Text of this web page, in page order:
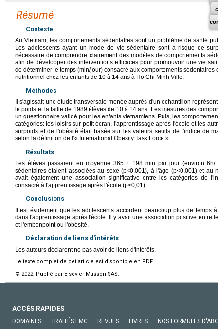
Résumé
Contexte
Au Vietnam, les comportements sédentaires sont un problème de santé
Les adolescents ayant un mode de vie sédentaire sont à risque de
nécessaire de comprendre clairement des modèles de comportements
afin de développer des interventions efficaces pour promouvoir une vie
de déterminer le temps (min/jour) consacré aux comportements sédentaires
nutritionnel chez les enfants de 10 à 14 ans à Ho Chi Minh Ville.
Méthodes
Il s'agissait une étude transversale menée auprès d'un échantillon
le poids et la taille de 1989 élèves de 10 à 14 ans. Les mesures des
un questionnaire validé pour les enfants vietnamiens. Puis, les
catégories: les loisirs sur petit écran, l'apprentissage après l'école et les
surpoids et de l'obésité était basée sur les valeurs seuils de l'indice de
selon la définition de l’« International Obesity Task Force ».
Résultats
Les élèves passaient en moyenne 365 ± 198 min par jour (environ
sédentaires étaient associées au sexe (p<0,001), à l'âge (p<0,001) et au
avait également une association significative entre les catégories de
consacré à l'apprentissage après l'école (p<0,01).
Conclusions
Il est évidement que les adolescents accordent beaucoup plus de temps
dans l'apprentissage après l'école. Il y avait une association positive entre
et l'embonpoint ou l'obésité.
Déclaration de liens d'intérêts
Les auteurs déclarent ne pas avoir de liens d'intérêts.
Le texte complet de cet article est disponible en PDF.
© 2022 Publié par Elsevier Masson SAS.
ACCÈS RAPIDES
DOMAINES TRAITÉS EMC REVUES LIVRES NOS FORMULES